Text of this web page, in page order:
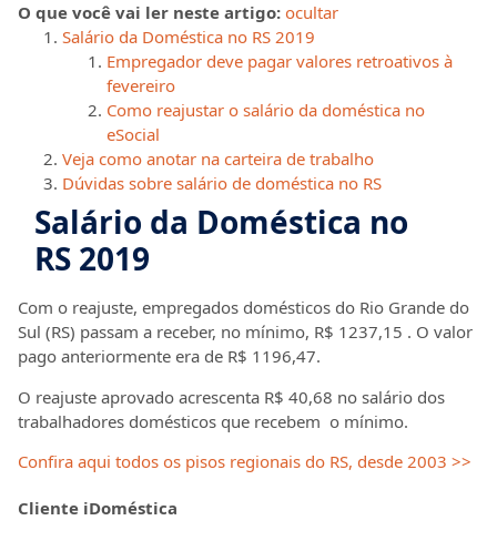
O que você vai ler neste artigo: ocultar
Salário da Doméstica no RS 2019
Empregador deve pagar valores retroativos à
fevereiro
Como reajustar o salário da doméstica no
eSocial
Veja como anotar na carteira de trabalho
Dúvidas sobre salário de doméstica no RS
Salário da Doméstica no
RS 2019
Com o reajuste, empregados domésticos do Rio Grande do
Sul (RS) passam a receber, no mínimo, R$ 1237,15 . O valor
pago anteriormente era de R$ 1196,47.
O reajuste aprovado acrescenta R$ 40,68 no salário dos
trabalhadores domésticos que recebem o mínimo.
Confira aqui todos os pisos regionais do RS, desde 2003 >>
Cliente iDoméstica